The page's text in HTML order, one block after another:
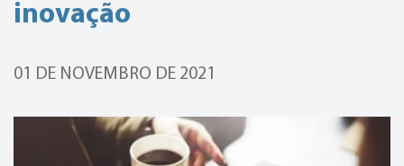
inovação
01 DE NOVEMBRO DE 2021